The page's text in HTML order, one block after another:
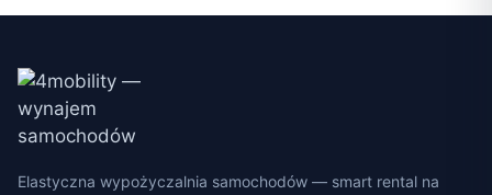
Elastyczna wypożyczalnia samochodów — smart rental na